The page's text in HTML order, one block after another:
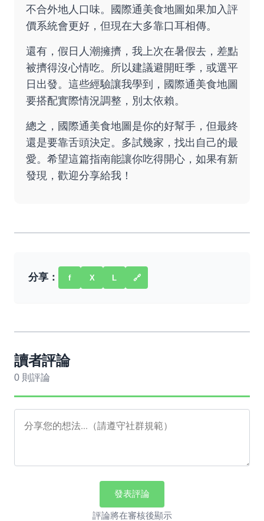
不合外地人口味。國際通美食地圖如果加入評
價系統會更好，但現在大多靠口耳相傳。
還有，假日人潮擁擠，我上次在暑假去，差點
被擠得沒心情吃。所以建議避開旺季，或選平
日出發。這些經驗讓我學到，國際通美食地圖
要搭配實際情況調整，別太依賴。
總之，國際通美食地圖是你的好幫手，但最終
還是要靠舌頭決定。多試幾家，找出自己的最
愛。希望這篇指南能讓你吃得開心，如果有新
發現，歡迎分享給我！
分享： f X L 🔗
讀者評論
0 則評論
發表評論
評論將在審核後顯示